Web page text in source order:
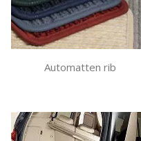
Automatten rib